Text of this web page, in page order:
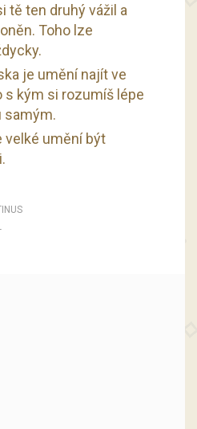
tě ten druhý vážil a
Toho lze
je umění najít ve
s kým si rozumíš lépe
samým.
velké umění být